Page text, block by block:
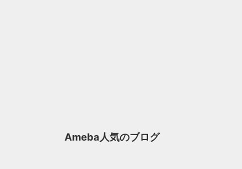
Ameba人気のブログ